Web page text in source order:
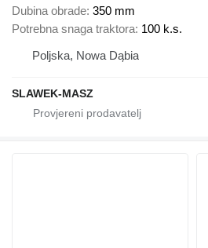
Dubina obrade 350 mm
Potrebna snaga traktora 100 k.s.
Poljska, Nowa Dąbia
SLAWEK-MASZ